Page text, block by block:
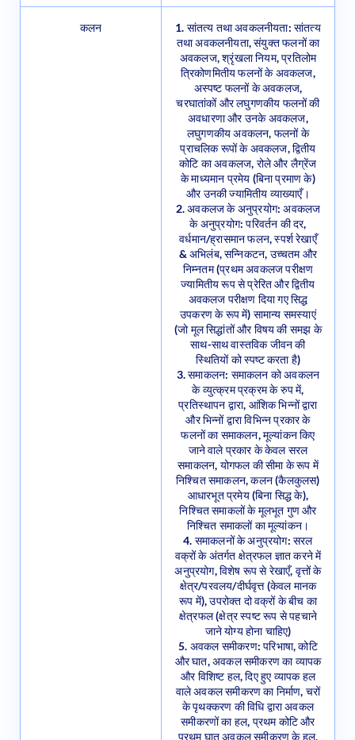
कलन
1. सांतत्य तथा अवकलनीयता: सांतत्य
तथा अवकलनीयता, संयुक्त फलनों का
अवकलज, श्रृंखला नियम, प्रतिलोम
त्रिकोणमितीय फलनों के अवकलज,
अस्पष्ट फलनों के अवकलज,
चरघातांकों और लघुगणकीय फलनों की
अवधारणा और उनके अवकलज,
लघुगणकीय अवकलन, फलनों के
प्राचलिक रूपों के अवकलज, द्वितीय
कोटि का अवकलज, रोले और लैग्रेंज
के माध्यमान प्रमेय (बिना प्रमाण के)
और उनकी ज्यामितीय व्याख्याएँ।
2. अवकलज के अनुप्रयोग: अवकलज
के अनुप्रयोग: परिवर्तन की दर,
वर्धमान/ह्रासमान फलन, स्पर्श रेखाएँ
& अभिलंब, सन्निकटन, उच्चतम और
निम्नतम (प्रथम अवकलज परीक्षण
ज्यामितीय रूप से प्रेरित और द्वितीय
अवकलज परीक्षण दिया गए सिद्ध
उपकरण के रूप में) सामान्य समस्याएं
(जो मूल सिद्धांतों और विषय की समझ के
साथ-साथ वास्तविक जीवन की
स्थितियों को स्पष्ट करता है)
3. समाकलन: समाकलन को अवकलन
के व्युत्क्रम प्रक्रम के रुप में,
प्रतिस्थापन द्वारा, आंशिक भिन्नों द्वारा
और भिन्नों द्वारा विभिन्न प्रकार के
फलनों का समाकलन, मूल्यांकन किए
जाने वाले प्रकार के केवल सरल
समाकलन, योगफल की सीमा के रूप में
निश्चित समाकलन, कलन (कैलकुलस)
आधारभूत प्रमेय (बिना सिद्ध के),
निश्चित समाकलों के मूलभूत गुण और
निश्चित समाकलों का मूल्यांकन।
4. समाकलनों के अनुप्रयोग: सरल
वक्रों के अंतर्गत क्षेत्रफल ज्ञात करने में
अनुप्रयोग, विशेष रूप से रेखाएँ, वृत्तों के
क्षेत्र/परवलय/दीर्घवृत्त (केवल मानक
रूप में), उपरोक्त दो वक्रों के बीच का
क्षेत्रफल (क्षेत्र स्पष्ट रूप से पहचाने
जाने योग्य होना चाहिए)
5. अवकल समीकरण: परिभाषा, कोटि
और घात, अवकल समीकरण का व्यापक
और विशिष्ट हल, दिए हुए व्यापक हल
वाले अवकल समीकरण का निर्माण, चरों
के पृथक्करण की विधि द्वारा अवकल
समीकरणों का हल, प्रथम कोटि और
प्रथम घात अवकल समीकरण के हल,
रैखिक अवकल समीकरण के हल